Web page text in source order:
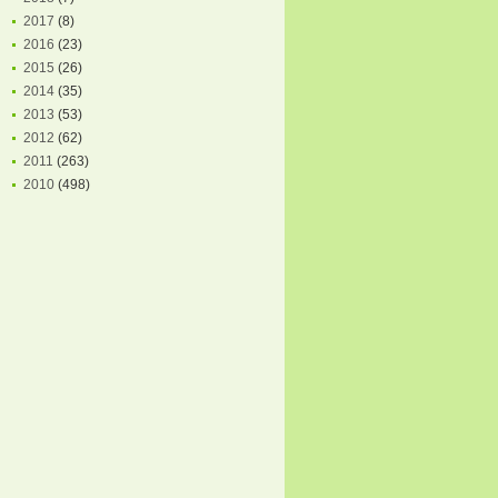
2017 (8)
2016 (23)
2015 (26)
2014 (35)
2013 (53)
2012 (62)
2011 (263)
2010 (498)